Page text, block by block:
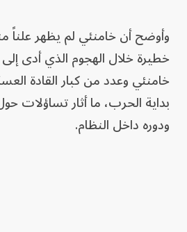
وأوضح أن خامنئي لم يظهر علناً
خطيرة خلال الهجوم الذي أدى إلى
خامنئي وعدد من كبار القادة
بداية الحرب، ما أثار
ودوره داخل النظام.